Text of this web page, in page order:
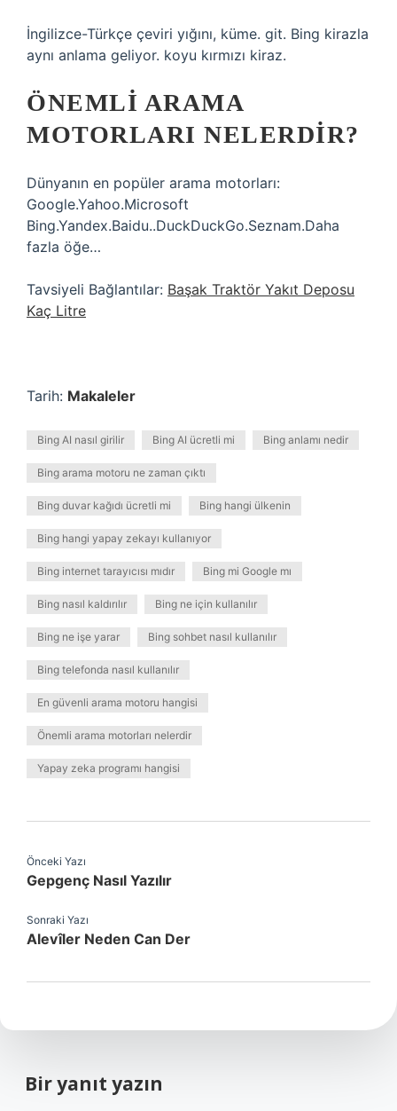
İngilizce-Türkçe çeviri yığını, küme. git. Bing kirazla
aynı anlama geliyor. koyu kırmızı kiraz.
ÖNEMLI ARAMA
MOTORLARI NELERDIR?
Dünyanın en popüler arama motorları:
Google.Yahoo.Microsoft
Bing.Yandex.Baidu..DuckDuckGo.Seznam.Daha
fazla öğe…
Tavsiyeli Bağlantılar: Başak Traktör Yakıt Deposu
Kaç Litre
Tarih: Makaleler
Bing AI nasıl girilir Bing AI ücretli mi Bing anlamı nedir
Bing arama motoru ne zaman çıktı
Bing duvar kağıdı ücretli mi Bing hangi ülkenin
Bing hangi yapay zekayı kullanıyor
Bing internet tarayıcısı mıdır Bing mi Google mı
Bing nasıl kaldırılır Bing ne için kullanılır
Bing ne işe yarar Bing sohbet nasıl kullanılır
Bing telefonda nasıl kullanılır
En güvenli arama motoru hangisi
Önemli arama motorları nelerdir
Yapay zeka programı hangisi
Önceki Yazı
Gepgenç Nasıl Yazılır
Sonraki Yazı
Alevîler Neden Can Der
Bir yanıt yazın